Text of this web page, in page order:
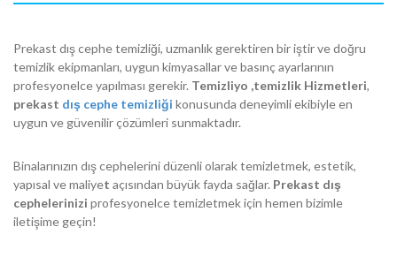
Prekast dış cephe temizliği, uzmanlık gerektiren bir iştir ve doğru
temizlik ekipmanları, uygun kimyasallar ve basınç ayarlarının
profesyonelce yapılması gerekir. Temizliyo ,temizlik Hizmetleri,
prekast dış cephe temizliği konusunda deneyimli ekibiyle en
uygun ve güvenilir çözümleri sunmaktadır.
Binalarınızın dış cephelerini düzenli olarak temizletmek, estetik,
yapısal ve maliyet açısından büyük fayda sağlar. Prekast dış
cephelerinizi profesyonelce temizletmek için hemen bizimle
iletişime geçin!